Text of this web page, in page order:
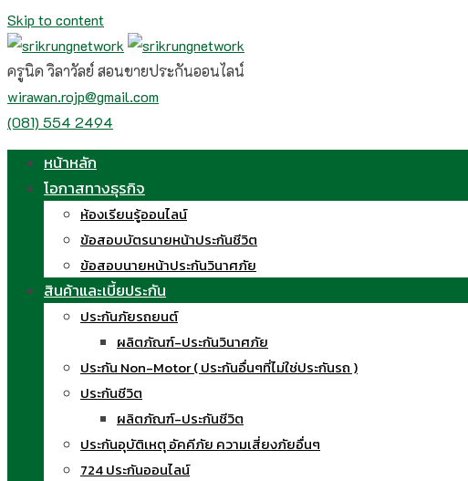
Skip to content
ครูนิด วิลาวัลย์ สอนขายประกันออนไลน์
wirawan.rojp@gmail.com
(081) 554 2494
หน้าหลัก
โอกาสทางธุรกิจ
ห้องเรียนรู้ออนไลน์
ข้อสอบบัตรนายหน้าประกันชีวิต
ข้อสอบนายหน้าประกันวินาศภัย
สินค้าและเบี้ยประกัน
ประกันภัยรถยนต์
ผลิตภัณฑ์-ประกันวินาศภัย
ประกัน Non-Motor ( ประกันอื่นๆที่ไม่ใช่ประกันรถ )
ประกันชีวิต
ผลิตภัณฑ์-ประกันชีวิต
ประกันอุบัติเหตุ อัคคีภัย ความเสี่ยงภัยอื่นๆ
724 ประกันออนไลน์